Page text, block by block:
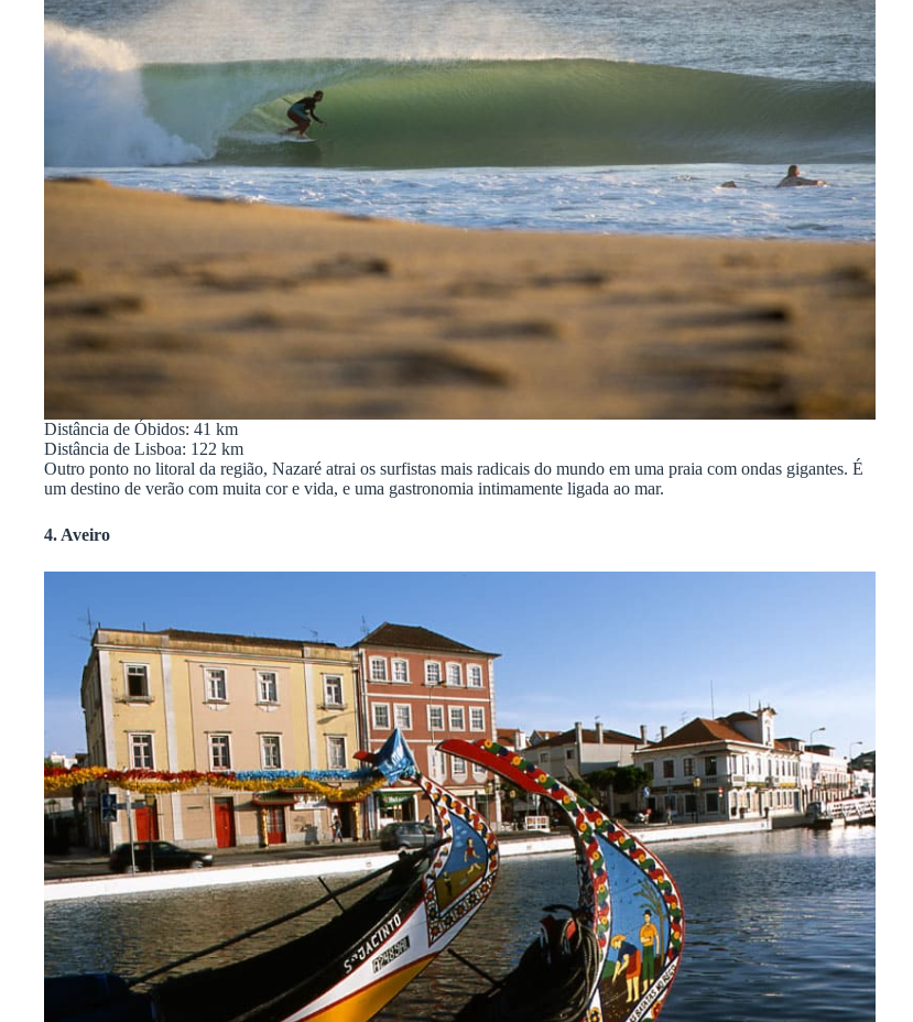
Distância de Óbidos: 41 km
Distância de Lisboa: 122 km
Outro ponto no litoral da região, Nazaré atrai os surfistas mais radicais do mundo em uma praia com ondas gigantes. É
um destino de verão com muita cor e vida, e uma gastronomia intimamente ligada ao mar.
4. Aveiro